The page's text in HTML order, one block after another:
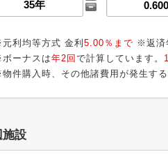
元利均等方式 金利 5.00％まで ※返済
ボーナスは年2回 で計算しています。
物件購入時、その他諸費用が発生す
施設